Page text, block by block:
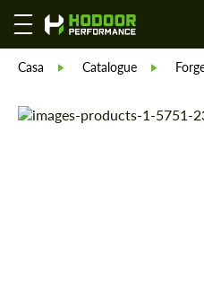
Casa Catalogue